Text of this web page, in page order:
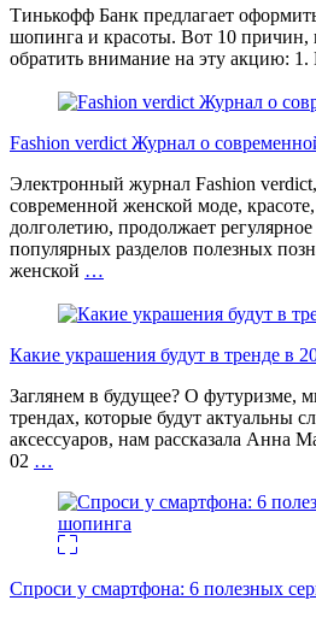
Тинькофф Банк предлагает
шопинга и красоты. Вот 10 причин,
обратить внимание на эту
Fashion verdict Журнал о
Электронный журнал Fashion
современной женской моде,
долголетию, продолжает
популярных разделов полезных
женской …
Какие украшения будут в тренде в
Заглянем в будущее? О футуризме,
трендах, которые будут актуальны
аксессуаров, нам рассказала Анна
02 …
Спроси у смартфона: 6 полезных